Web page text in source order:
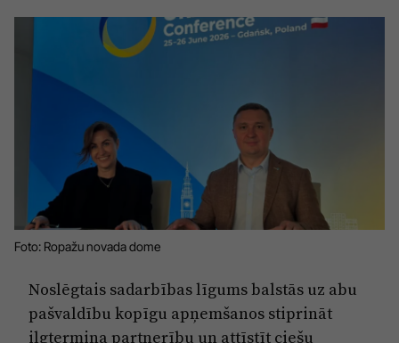
Ropaži
Salaspils
Saulkrasti
Sigulda
Zivju fonds
Zaļā nākotne
Iedvesmai nav vecuma
Kontakti
Reklāma
Foto: Ropažu novada dome
Noslēgtais sadarbības līgums balstās uz abu
pašvaldību kopīgu apņemšanos stiprināt
ilgtermiņa partnerību un attīstīt ciešu